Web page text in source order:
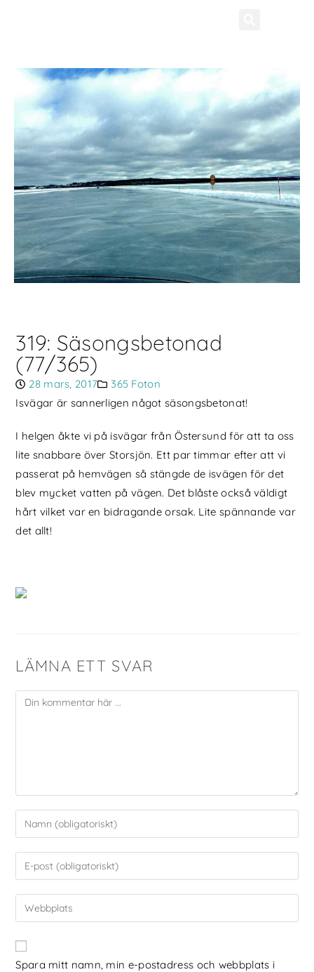
319: Säsongsbetonad
(77/365)
28 mars, 2017
365 Foton
Isvägar är sannerligen något säsongsbetonat!
I helgen åkte vi på isvägar från Östersund för att ta oss
lite snabbare över Storsjön. Ett par timmar efter att vi
passerat på hemvägen så stängde de isvägen för det
blev mycket vatten på vägen. Det blåste också väldigt
hårt vilket var en bidragande orsak. Lite spännande var
det allt!
LÄMNA ETT SVAR
Spara mitt namn, min e-postadress och webbplats i